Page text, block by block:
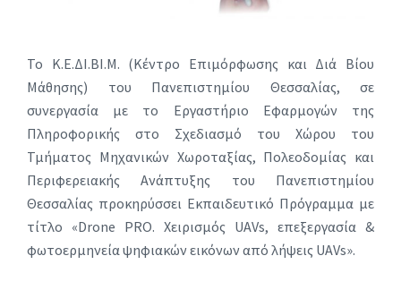
Το Κ.Ε.ΔΙ.ΒΙ.Μ. (Κέντρο Επιμόρφωσης και Διά Βίου
Μάθησης) του Πανεπιστημίου Θεσσαλίας, σε
συνεργασία με το Εργαστήριο Εφαρμογών της
Πληροφορικής στο Σχεδιασμό του Χώρου του
Τμήματος Μηχανικών Χωροταξίας, Πολεοδομίας και
Περιφερειακής Ανάπτυξης του Πανεπιστημίου
Θεσσαλίας προκηρύσσει Εκπαιδευτικό Πρόγραμμα με
τίτλο «Drone PRO. Χειρισμός UAVs, επεξεργασία &
φωτοερμηνεία ψηφιακών εικόνων από λήψεις UAVs».